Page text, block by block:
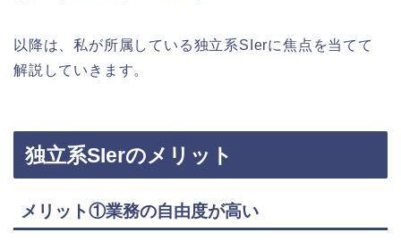
以降は、私が所属している独立系SIerに焦点を当てて
解説していきます。
独立系SIerのメリット
メリット①業務の自由度が高い